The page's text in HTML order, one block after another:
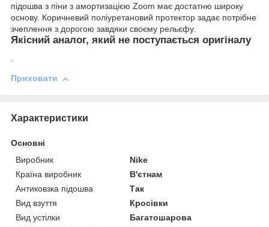
підошва з піни з амортизацією Zoom має достатню широку
основу. Коричневий поліуретановий протектор задає потрібне
зчеплення з дорогою завдяки своєму рельєфу.
Якісний аналог, який не поступається оригіналу
.
Приховати
Характеристики
Основні
Виробник
Nike
Країна виробник
В'єтнам
Антиковзка підошва
Так
Вид взуття
Кросівки
Вид устілки
Багатошарова